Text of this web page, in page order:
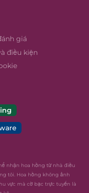
giá
điều kiện
nhận hoa hồng từ nhà điều
tôi. Hoa hồng không ảnh
vực mà cờ bạc trực tuyến là